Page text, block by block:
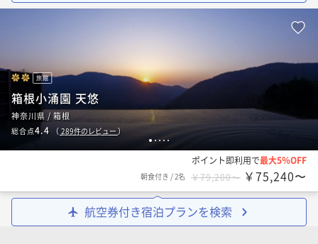
1 2 345
旅館
箱根小涌園 天悠
神奈川県 / 箱根
総合点4.4 （ 289件のレビュー）
ポイント即利用で最大5％OFF
朝食付き /2名 ￥79,200〜 ￥75,240〜
航空券付き宿泊プランを検索